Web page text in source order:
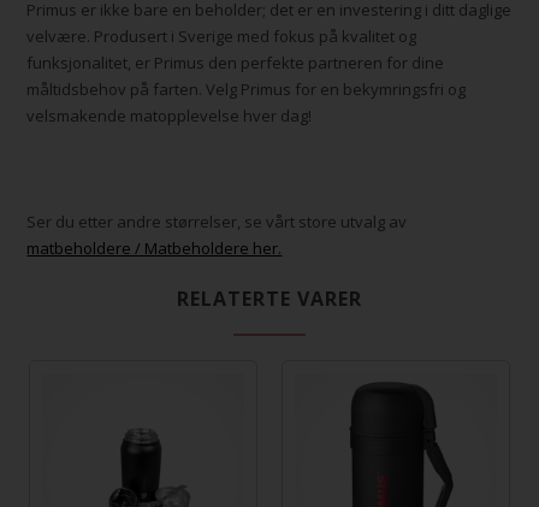
Primus er ikke bare en beholder; det er en investering i ditt daglige
velvære. Produsert i Sverige med fokus på kvalitet og
funksjonalitet, er Primus den perfekte partneren for dine
måltidsbehov på farten. Velg Primus for en bekymringsfri og
velsmakende matopplevelse hver dag!
Ser du etter andre størrelser, se vårt store utvalg av
matbeholdere / Matbeholdere her.
RELATERTE VARER